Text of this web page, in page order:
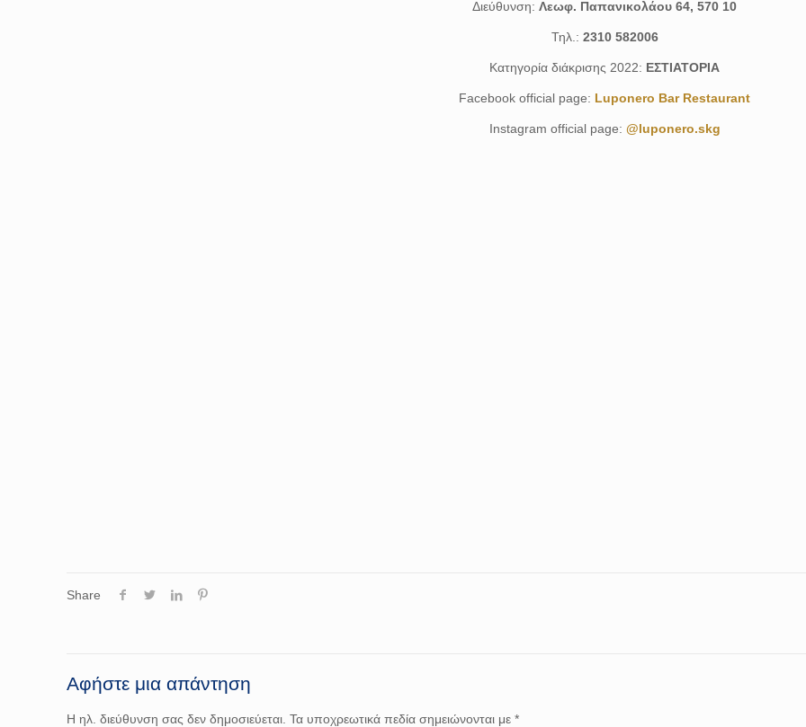
Διεύθυνση: Λεωφ. Παπανικολάου 64, 570 10
Τηλ.: 2310 582006
Κατηγορία διάκρισης 2022: ΕΣΤΙΑΤΟΡΙΑ
Facebook official page: Luponero Bar Restaurant
Instagram official page: @luponero.skg
Share
Αφήστε μια απάντηση
Η ηλ. διεύθυνση σας δεν δημοσιεύεται. Τα υποχρεωτικά πεδία σημειώνονται με*